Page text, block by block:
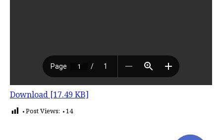
Download [17.49 KB]
Post Views: 14